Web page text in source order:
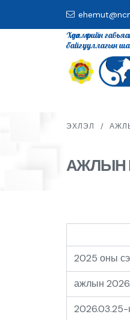
Хөдөлмөрийн
байгууллагын
ЭХЛЭЛ /
АЖЛЫН
2025 оны
ажлын